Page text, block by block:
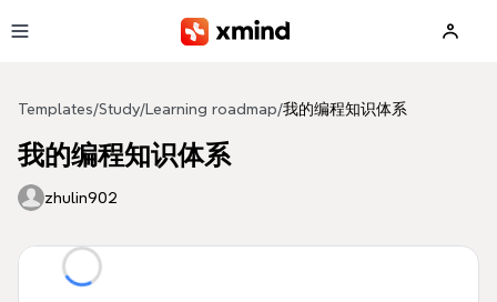
Templates/Study/ Learning roadmap/我的编程知识体系
我的编程知识体系
zhulin902